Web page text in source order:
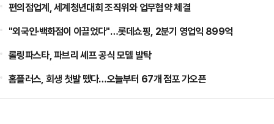
편의점업계, 세계청년대회 조직위와 업무협약 체결
"외국인·백화점이 이끌었다"…롯데쇼핑, 2분기 영업익 899억
롤링파스타, 파브리 셰프 공식 모델 발탁
홈플러스, 회생 첫발 뗐다…오늘부터 67개 점포 가오픈